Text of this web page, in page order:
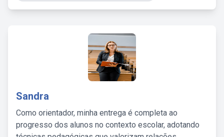
Sandra
Como orientador, minha entrega é completa ao
progresso dos alunos no contexto escolar, adotando